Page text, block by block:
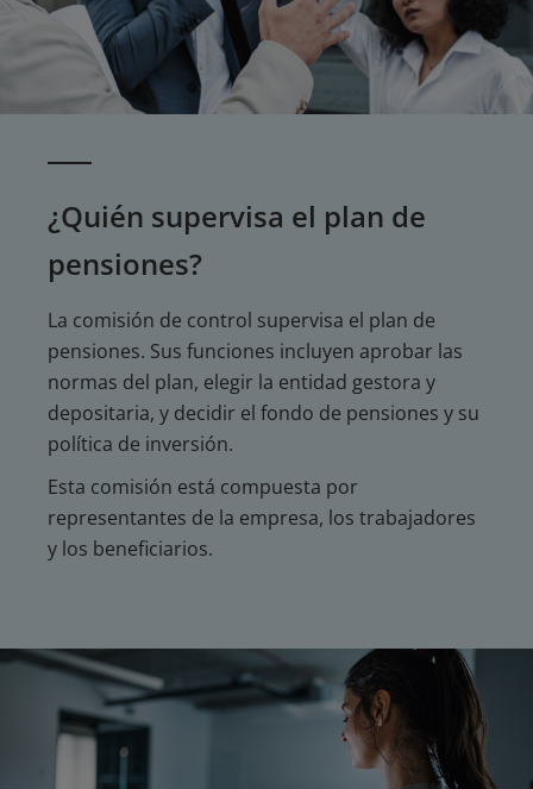
¿Quién supervisa el plan de
pensiones?
La comisión de control supervisa el plan de
pensiones. Sus funciones incluyen aprobar las
normas del plan, elegir la entidad gestora y
depositaria, y decidir el fondo de pensiones y su
política de inversión.
Esta comisión está compuesta por
representantes de la empresa, los trabajadores
y los beneficiarios.